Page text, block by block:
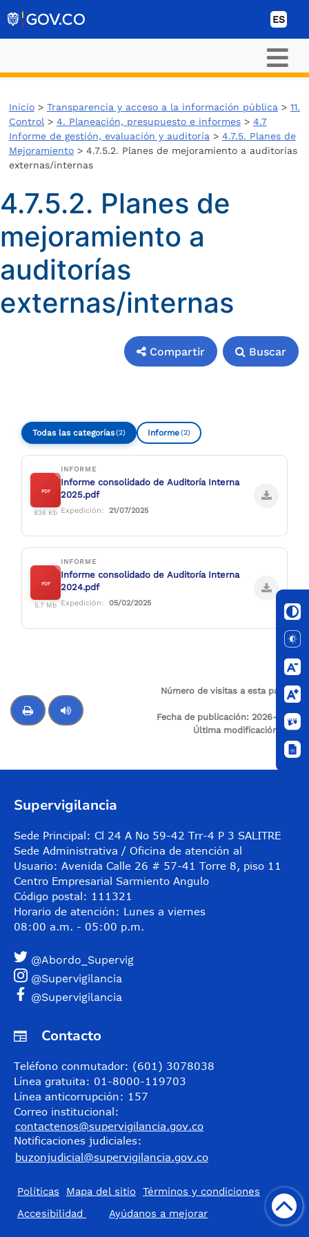
ES
Inicio> Transparencia y acceso a la información pública > 11.
Control > 4. Planeación, presupuesto e informes> 4.7
Informe de gestión, evaluación y auditoría > 4.7.5. Planes de
Mejoramiento> 4.7.5.2. Planes de mejoramiento a auditorías
externas/internas
4.7.5.2. Planes de
mejoramiento a
auditorías
externas/internas
Compartir Buscar
Todas las categorías(2) Informe(2)
PDF
836 Kb
INFORME
Informe consolidado de Auditoría Interna
2025.pdf
Expedición: 21/07/2025
PDF
5.7 Mb
INFORME
Informe consolidado de Auditoría Interna
2024.pdf
Expedición: 05/02/2025
Número de visitas a esta página:
72
Fecha de publicación: 2026-01-13
Última modificación: N/A
Supervigilancia
Sede Principal: Cl 24 A No 59-42 Trr-4 P 3 SALITRE
Sede Administrativa / Oficina de atención al
Usuario: Avenida Calle 26 # 57-41 Torre 8, piso 11
Centro Empresarial Sarmiento Angulo
Código postal: 111321
Horario de atención: Lunes a viernes
08:00 a.m. - 05:00 p.m.
@Abordo_Supervig
@Supervigilancia
@Supervigilancia
Contacto
Teléfono conmutador: (601) 3078038
Línea gratuita: 01-8000-119703
Línea anticorrupción: 157
Correo institucional:
contactenos@supervigilancia.gov.co
Notificaciones judiciales:
buzonjudicial@supervigilancia.gov.co
Políticas Mapa del sitio
Términos y condiciones
Accesibilidad
​Ayúdanos a mejorar